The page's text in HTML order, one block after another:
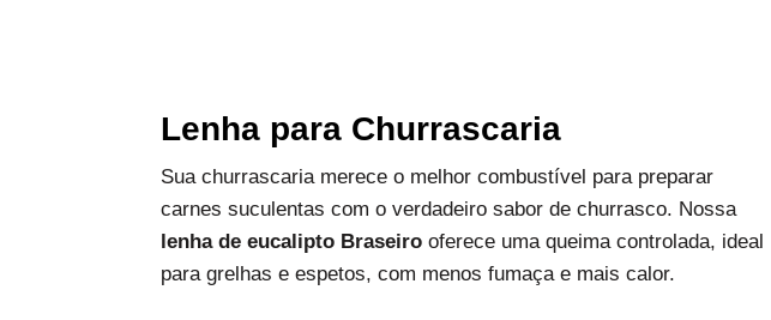
Lenha para Churrascaria
Sua churrascaria merece o melhor combustível para preparar
carnes suculentas com o verdadeiro sabor de churrasco. Nossa
lenha de eucalipto Braseiro oferece uma queima controlada, ideal
para grelhas e espetos, com menos fumaça e mais calor.